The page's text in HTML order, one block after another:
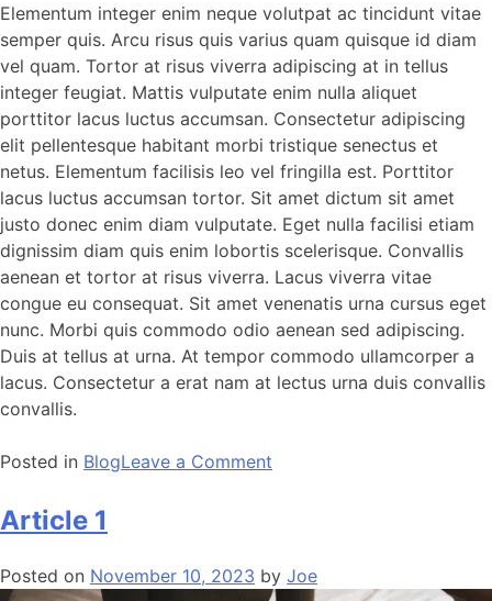
Elementum integer enim neque volutpat ac tincidunt vitae
semper quis. Arcu risus quis varius quam quisque id diam
vel quam. Tortor at risus viverra adipiscing at in tellus
integer feugiat. Mattis vulputate enim nulla aliquet
porttitor lacus luctus accumsan. Consectetur adipiscing
elit pellentesque habitant morbi tristique senectus et
netus. Elementum facilisis leo vel fringilla est. Porttitor
lacus luctus accumsan tortor. Sit amet dictum sit amet
justo donec enim diam vulputate. Eget nulla facilisi etiam
dignissim diam quis enim lobortis scelerisque. Convallis
aenean et tortor at risus viverra. Lacus viverra vitae
congue eu consequat. Sit amet venenatis urna cursus eget
nunc. Morbi quis commodo odio aenean sed adipiscing.
Duis at tellus at urna. At tempor commodo ullamcorper a
lacus. Consectetur a erat nam at lectus urna duis convallis
convallis.
Posted in BlogLeave a Comment
Article 1
Posted on November 10, 2023 by Joe